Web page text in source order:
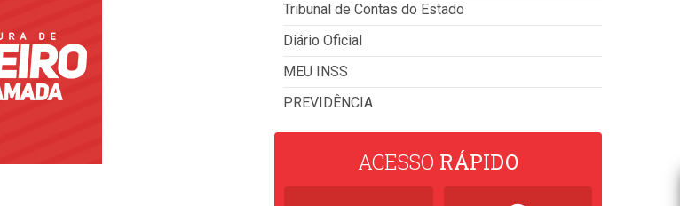
Tribunal de Contas do Estado
Diário Oficial
MEU INSS
PREVIDÊNCIA
ACESSO RÁPIDO